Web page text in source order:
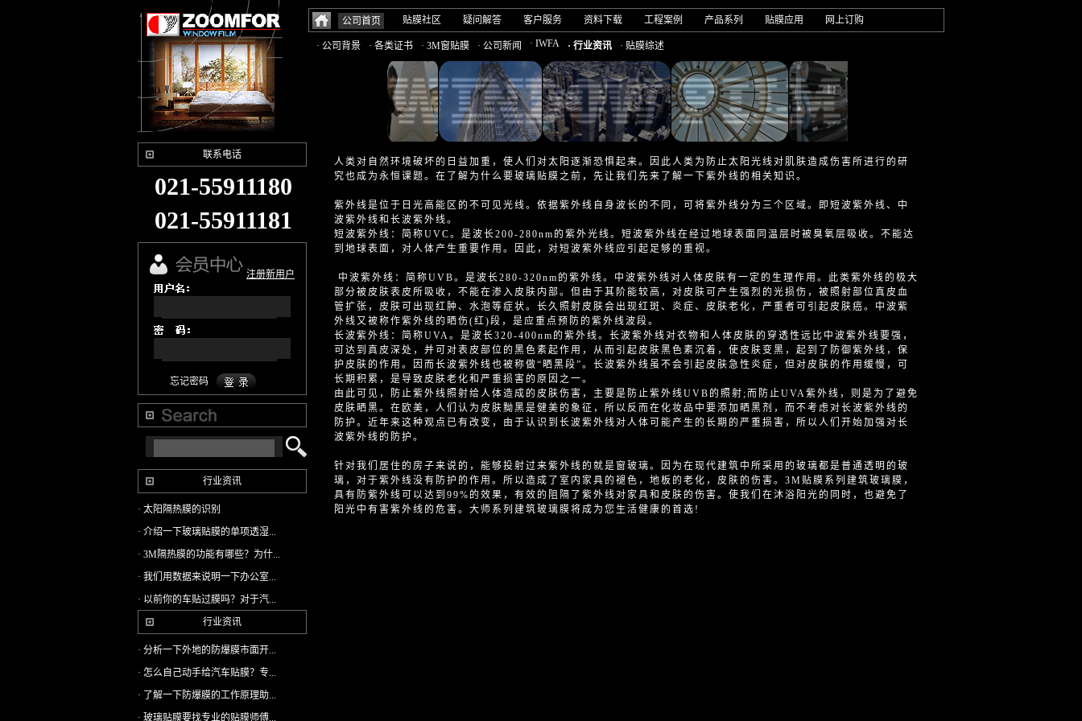
公司首页 贴膜社区 疑问解答 客户服务 资料下载 工程案例 产品系列 贴膜应用 网上订购
· 公司背景 · 各类证书 · 3M窗贴膜 · 公司新闻 · IWFA · 行业资讯 · 贴膜综述
联系电话
021-55911180
021-55911181
注册新用户
忘记密码
行业资讯
· 太阳隔热膜的识别
· 介绍一下玻璃贴膜的单项透湿...
· 3M隔热膜的功能有哪些？为什...
· 我们用数据来说明一下办公室...
· 以前你的车贴过膜吗？对于汽...
行业资讯
· 分析一下外地的防爆膜市面开...
· 怎么自己动手给汽车贴膜？专...
· 了解一下防爆膜的工作原理助...
· 玻璃贴膜要找专业的贴膜师傅...
人类对自然环境破坏的日益加重，使人们对太阳逐渐恐惧起来。因此人类为防止太阳光线对肌肤造成伤害所进行的研
究也成为永恒课题。在了解为什么要玻璃贴膜之前，先让我们先来了解一下紫外线的相关知识。
紫外线是位于日光高能区的不可见光线。依据紫外线自身波长的不同，可将紫外线分为三个区域。即短波紫外线、中
波紫外线和长波紫外线。
短波紫外线：简称UVC。是波长200-280nm的紫外光线。短波紫外线在经过地球表面同温层时被臭氧层吸收。不能达
到地球表面，对人体产生重要作用。因此，对短波紫外线应引起足够的重视。
中波紫外线：简称UVB。是波长280-320nm的紫外线。中波紫外线对人体皮肤有一定的生理作用。此类紫外线的极大
部分被皮肤表皮所吸收，不能在渗入皮肤内部。但由于其阶能较高，对皮肤可产生强烈的光损伤，被照射部位真皮血
管扩张，皮肤可出现红肿、水泡等症状。长久照射皮肤会出现红斑、炎症、皮肤老化，严重者可引起皮肤癌。中波紫
外线又被称作紫外线的晒伤(红)段，是应重点预防的紫外线波段。
长波紫外线：简称UVA。是波长320-400nm的紫外线。长波紫外线对衣物和人体皮肤的穿透性远比中波紫外线要强，
可达到真皮深处，并可对表皮部位的黑色素起作用，从而引起皮肤黑色素沉着，使皮肤变黑，起到了防御紫外线，保
护皮肤的作用。因而长波紫外线也被称做“晒黑段”。长波紫外线虽不会引起皮肤急性炎症，但对皮肤的作用缓慢，可
长期积累，是导致皮肤老化和严重损害的原因之一。
由此可见，防止紫外线照射给人体造成的皮肤伤害，主要是防止紫外线UVB的照射;而防止UVA紫外线，则是为了避免
皮肤晒黑。在欧美，人们认为皮肤黝黑是健美的象征，所以反而在化妆品中要添加晒黑剂，而不考虑对长波紫外线的
防护。近年来这种观点已有改变，由于认识到长波紫外线对人体可能产生的长期的严重损害，所以人们开始加强对长
波紫外线的防护。
针对我们居住的房子来说的，能够投射过来紫外线的就是窗玻璃。因为在现代建筑中所采用的玻璃都是普通透明的玻
璃，对于紫外线没有防护的作用。所以造成了室内家具的褪色，地板的老化，皮肤的伤害。3M贴膜系列建筑玻璃膜，
具有防紫外线可以达到99%的效果，有效的阻隔了紫外线对家具和皮肤的伤害。使我们在沐浴阳光的同时，也避免了
阳光中有害紫外线的危害。大师系列建筑玻璃膜将成为您生活健康的首选!